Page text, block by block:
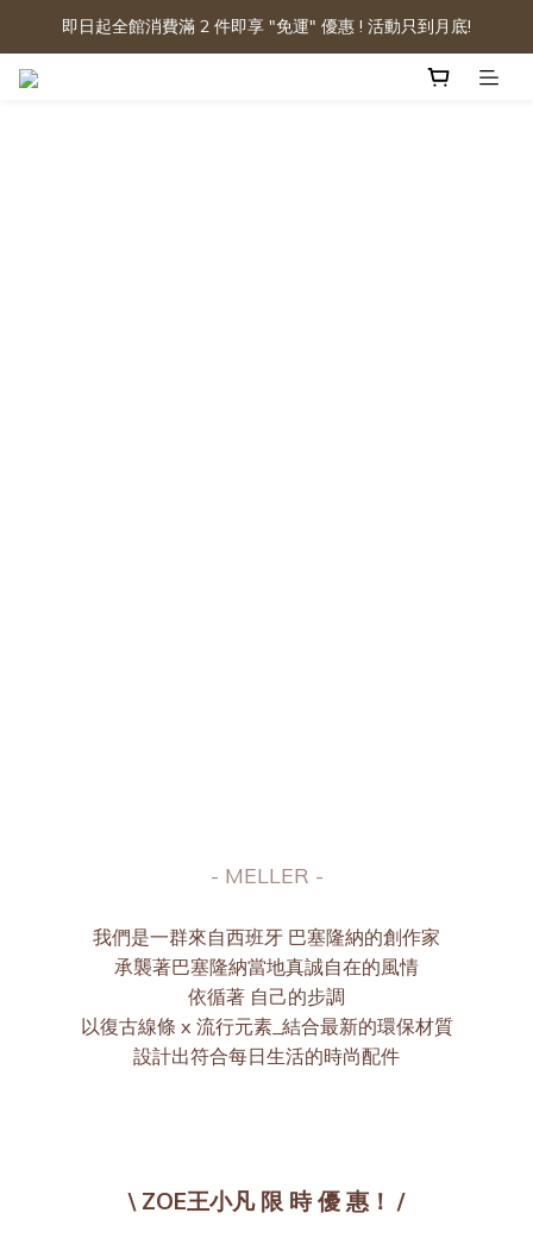
即日起全館消費滿 2 件即享 "免運" 優惠 ! 活動只到月底!
- MELLER -
我們是一群來自西班牙 巴塞隆納的創作家
承襲著巴塞隆納當地真誠自在的風情
依循著 自己的步調
以復古線條 x 流行元素_結合最新的環保材質
設計出符合每日生活的時尚配件
\ ZOE王小凡 限 時 優 惠！ /